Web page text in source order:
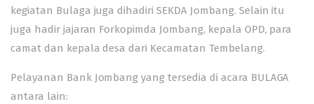
kegiatan Bulaga juga dihadiri SEKDA Jombang. Selain itu
juga hadir jajaran Forkopimda Jombang, kepala OPD, para
camat dan kepala desa dari Kecamatan Tembelang.
Pelayanan Bank Jombang yang tersedia di acara BULAGA
antara lain: